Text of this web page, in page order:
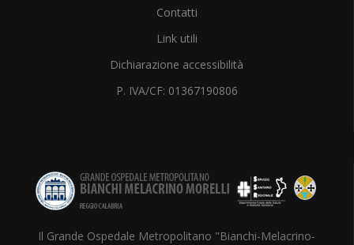
Contatti
Link utili
Dichiarazione accessibilità
P. IVA/CF: 01367190806
Il Grande Ospedale Metropolitano "Bianchi-Melacrino-